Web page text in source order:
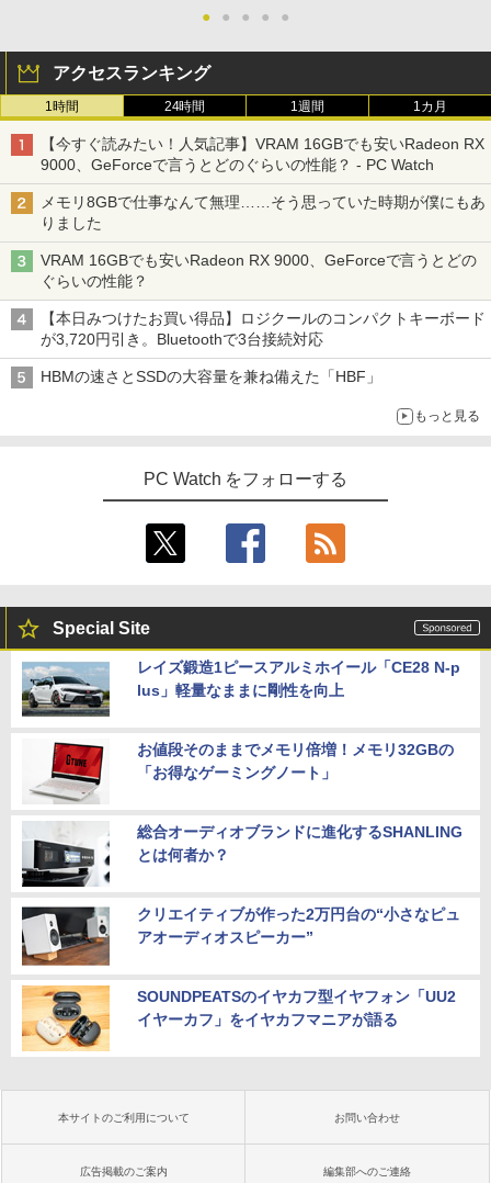
● ● ● ● ●
アクセスランキング
1時間 24時間 1週間 1カ月
【今すぐ読みたい！人気記事】VRAM 16GBでも安いRadeon RX
9000、GeForceで言うとどのぐらいの性能？ - PC Watch
メモリ8GBで仕事なんて無理……そう思っていた時期が僕にもあ
りました
VRAM 16GBでも安いRadeon RX 9000、GeForceで言うとどの
ぐらいの性能？
【本日みつけたお買い得品】ロジクールのコンパクトキーボード
が3,720円引き。Bluetoothで3台接続対応
HBMの速さとSSDの大容量を兼ね備えた「HBF」
もっと見る
PC Watch をフォローする
Special Site
レイズ鍛造1ピースアルミホイール「CE28 N-p
lus」軽量なままに剛性を向上
お値段そのままでメモリ倍増！メモリ32GBの
「お得なゲーミングノート」
総合オーディオブランドに進化するSHANLING
とは何者か？
クリエイティブが作った2万円台の“小さなピュ
アオーディオスピーカー”
SOUNDPEATSのイヤカフ型イヤフォン「UU2
イヤーカフ」をイヤカフマニアが語る
本サイトのご利用について お問い合わせ
広告掲載のご案内 編集部へのご連絡